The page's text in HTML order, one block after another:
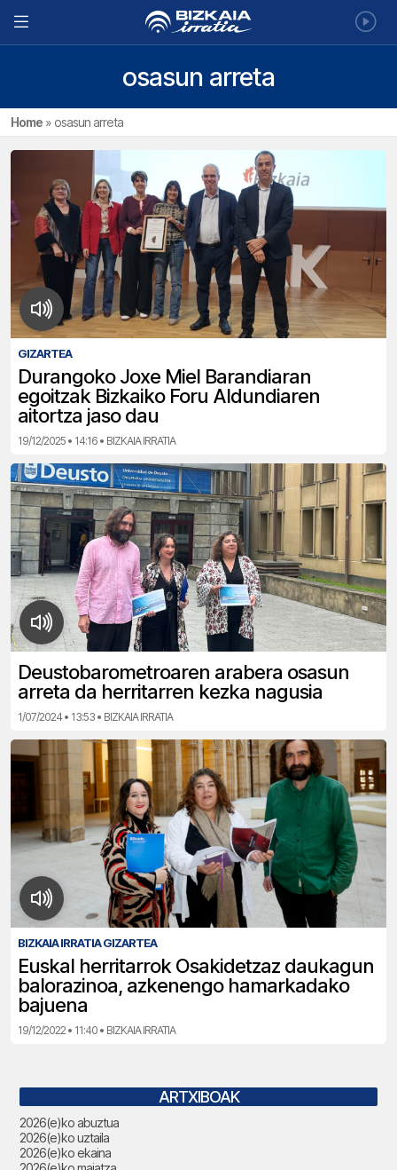
osasun arreta
Home » osasun arreta
GIZARTEA
Durangoko Joxe Miel Barandiaran
egoitzak Bizkaiko Foru Aldundiaren
aitortza jaso dau
19/12/2025 • 14:16 • BIZKAIA IRRATIA
Deustobarometroaren arabera osasun
arreta da herritarren kezka nagusia
1/07/2024 • 13:53 • BIZKAIA IRRATIA
BIZKAIA IRRATIA GIZARTEA
Euskal herritarrok Osakidetzaz daukagun
balorazinoa, azkenengo hamarkadako
bajuena
19/12/2022 • 11:40 • BIZKAIA IRRATIA
ARTXIBOAK
2026(e)ko abuztua
2026(e)ko uztaila
2026(e)ko ekaina